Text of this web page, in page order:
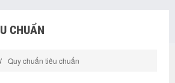
CHUẨN
Quy chuẩn tiêu chuẩn